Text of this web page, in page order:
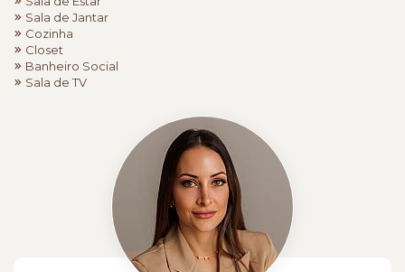
Sala de Jantar
Cozinha
Closet
Banheiro Social
Sala de TV